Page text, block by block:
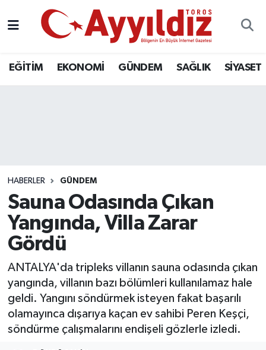
EĞİTİM EKONOMİ GÜNDEM SAĞLIK SİYASET
HABERLER GÜNDEM
Sauna Odasında Çıkan
Yangında, Villa Zarar
Gördü
ANTALYA'da tripleks villanın sauna odasında çıkan
yangında, villanın bazı bölümleri kullanılamaz hale
geldi. Yangını söndürmek isteyen fakat başarılı
olamayınca dışarıya kaçan ev sahibi Peren Keşçi,
söndürme çalışmalarını endişeli gözlerle izledi.